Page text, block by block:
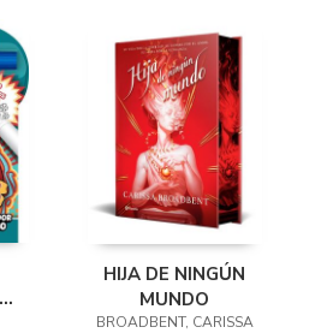
HIJA DE NINGÚN
MUNDO
BROADBENT, CARISSA